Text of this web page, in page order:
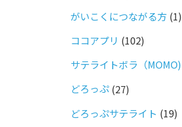
がいこくにつながる方 (1)
ココアプリ (102)
サテライトボラ（MOMO)
どろっぷ (27)
どろっぷサテライト (19)